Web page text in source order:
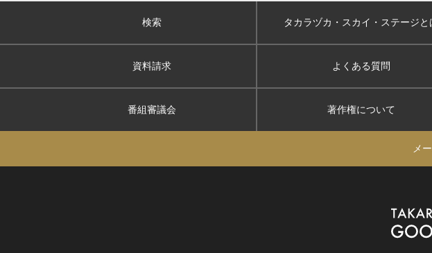
検索 タカラヅカ・スカイ ・ステージと
資料請求 よくある質問
番組審議会 著作権について
メ